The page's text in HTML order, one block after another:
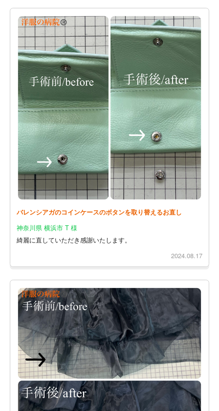
バレンシアガのコインケースのボタンを取り替えるお直し
神奈川県 横浜市 T 様
綺麗に直していただき感謝いたします。
2024.08.17